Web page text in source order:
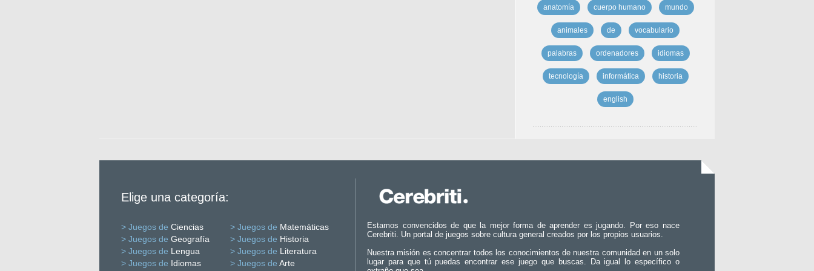
anatomía cuerpo humano mundo
animales de vocabulario
palabras ordenadores idiomas
tecnología informática historia
english
Elige una categoría:
> Juegos de Ciencias > Juegos de Matemáticas
> Juegos de Geografía > Juegos de Historia
> Juegos de Lengua > Juegos de Literatura
> Juegos de Idiomas > Juegos de Arte
Estamos convencidos de que la mejor forma de aprender es jugando. Por eso nace
Cerebriti. Un portal de juegos sobre cultura general creados por los propios usuarios.
Nuestra misión es concentrar todos los conocimientos de nuestra comunidad en un solo
lugar para que tú puedas encontrar ese juego que buscas. Da igual lo específico o